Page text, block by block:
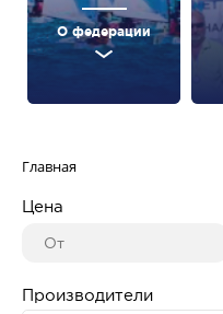
О федерации
Главная
Цена
Производители